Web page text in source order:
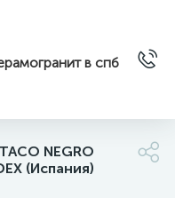
в спб
NEGRO
(Испания)